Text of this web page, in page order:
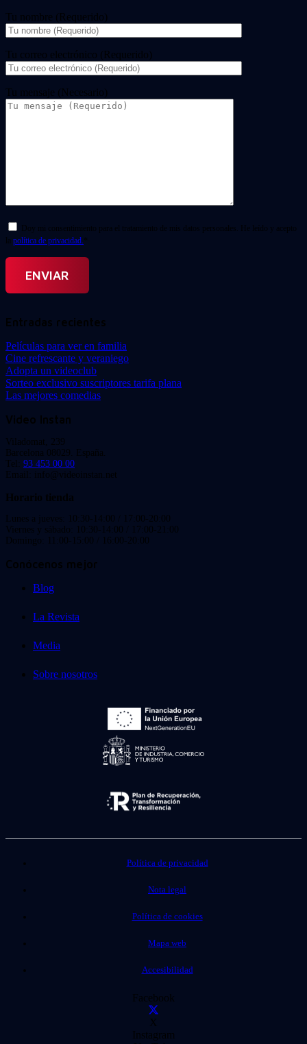
Tu nombre (Requerido)
Tu correo electrónico (Requerido)
Tu mensaje (Necesario)
Doy mi consentimiento para el tratamiento de mis datos personales. He leído y acepto
la política de privacidad. *
Entradas recientes
Películas para ver en familia
Cine refrescante y veraniego
Adopta un videoclub
Sorteo exclusivo suscriptores tarifa plana
Las mejores comedias
Video Instan
Viladomat, 239
Barcelona 08029. España.
Tel: 93 453 00 00
Email: info@videoinstan.net
Horario tienda
Lunes a jueves: 10:30-14:00 / 17:00-20:00
Viernes y sábado: 10:30-14:00 / 17:00-21:00
Domingo: 11:00-15:00 / 16:00-20:00
Conócenos mejor
Blog
La Revista
Media
Sobre nosotros
Política de privacidad
Nota legal
Política de cookies
Mapa web
Accesibilidad
Facebook
X
Instagram